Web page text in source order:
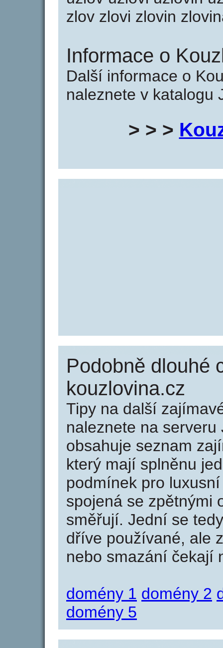
zlov zlovi zlovin
Informace o
Další informace o
naleznete v katalogu
> > >
Podobně dlouhé
kouzlovina.cz
Tipy na další
naleznete na serveru
obsahuje seznam
který mají splněnu
podmínek pro
spojená se zpětnými
směřují. Jední se
dříve používané, ale
nebo smazání čekají
domény 1 domény 2
domény 5